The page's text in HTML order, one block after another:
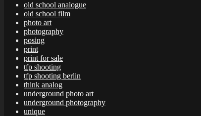
old school analogue
old school film
photo art
photography
posing
print
print for sale
tfp shooting
tfp shooting berlin
think analog
underground photo art
underground photography
unique